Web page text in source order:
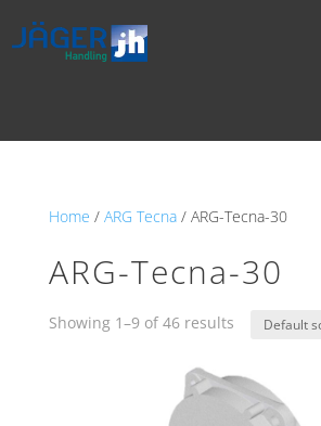
Home / ARG Tecna/ ARG-Tecna-30
ARG-Tecna-30
Showing 1–9 of 46 results